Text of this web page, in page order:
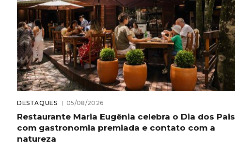
DESTAQUES 05/08/2026
Restaurante Maria Eugênia celebra o Dia dos Pais
com gastronomia premiada e contato com a
natureza